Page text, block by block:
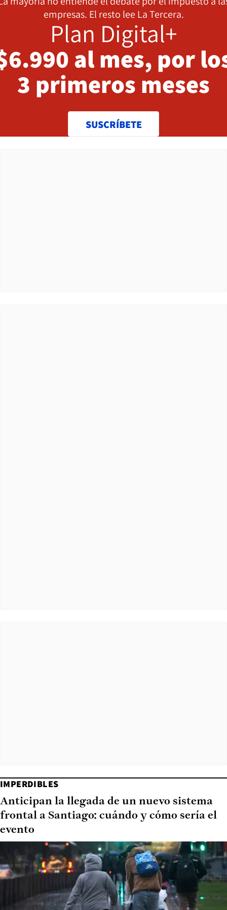
empresas. El resto lee La Tercera.
Plan Digital+
al mes, por
3 primeros meses
SUSCRÍBETE
IMPERDIBLES
Anticipan la llegada de un nuevo sistema
frontal a Santiago: cuándo y cómo sería el
evento